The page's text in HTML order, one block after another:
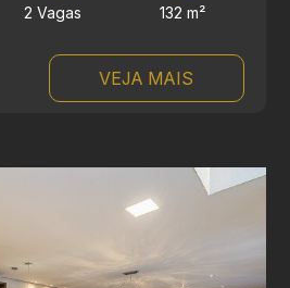
2 Vagas 132 m²
VEJA MAIS